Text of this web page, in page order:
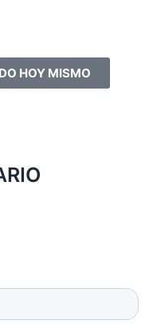
HOY MISMO